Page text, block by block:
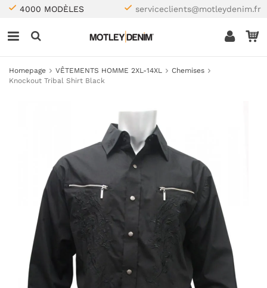
4000 MODÈLES serviceclients@motleydenim.fr
Homepage VÊTEMENTS HOMME 2XL-14XL
Chemises
Knockout Tribal Shirt Black